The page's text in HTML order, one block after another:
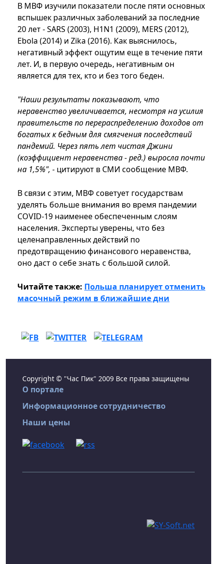
В МВФ изучили показатели после пяти основных
вспышек различных заболеваний за последние
20 лет - SARS (2003), H1N1 (2009), MERS (2012),
Ebola (2014) и Zika (2016). Как выяснилось,
негативный эффект ощутим еще в течение пяти
лет. И, в первую очередь, негативным он
является для тех, кто и без того беден.
"Наши результаты показывают, что
неравенство увеличивается, несмотря на усилия
правительств по перераспределению доходов от
богатых к бедным для смягчения последствий
пандемий. Через пять лет чистая Джини
(коэффициент неравенства - ред.) выросла почти
на 1,5%", - цитируют в СМИ сообщение МВФ.
В связи с этим, МВФ советует государствам
уделять больше внимания во время пандемии
COVID-19 наименее обеспеченным слоям
населения. Эксперты уверены, что без
целенаправленных действий по
предотвращению финансового неравенства,
оно даст о себе знать с большой силой.
Читайте также: Польша планирует отменить
масочный режим в ближайшие дни
Copyright © "Час Пик" 2009 Все права защищены
О портале
Информационное сотрудничество
Наши цены